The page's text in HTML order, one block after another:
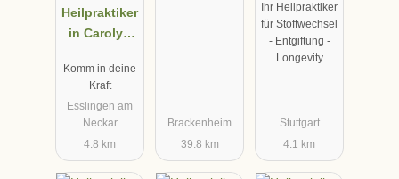
Heilpraktiker
in Carolyn
Komm in deine
Kraft
Esslingen am
Neckar
4.8 km
Brackenheim
39.8 km
Ihr Heilpraktiker
für Stoffwechsel
- Entgiftung -
Longevity
Stuttgart
4.1 km